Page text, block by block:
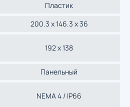
Пластик
200.3 x 146.3 x 36
192 x 138
Панельный
NEMA 4 / IP66